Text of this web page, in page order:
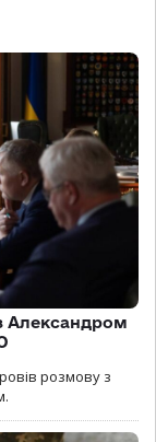
Александром
розмову з